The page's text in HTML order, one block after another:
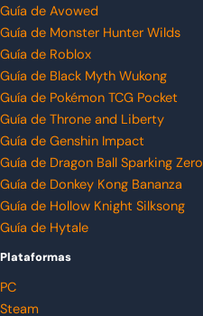
Guía de Avowed
Guía de Monster Hunter Wilds
Guía de Roblox
Guía de Black Myth Wukong
Guía de Pokémon TCG Pocket
Guía de Throne and Liberty
Guía de Genshin Impact
Guía de Dragon Ball Sparking Zero
Guía de Donkey Kong Bananza
Guía de Hollow Knight Silksong
Guía de Hytale
Plataformas
PC
Steam